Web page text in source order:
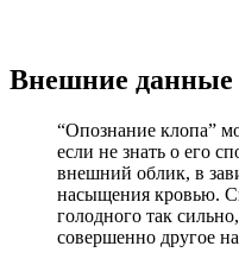
Внешние данные
“Опознание клопа”
если не знать о его
внешний облик, в
насыщения кровью.
голодного так
совершенно другое